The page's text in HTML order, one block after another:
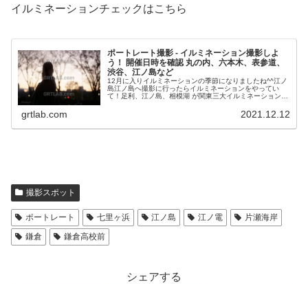
イルミネーションチェックはこちら
ポートレート撮影 - イルミネーション撮影しよ
う！ 開催日時を確認 丸の内、六本木、表参道、
渋谷、江ノ島など
12月に入りイルミネーションの季節になりましたね^^江ノ
島江ノ島へ撮影に行ったらイルミネーションをやってい
て！足利、江ノ島、相模湖 が関東三大イルミネーション
grtlab.com 2021.12.12
撮影スポット
ポートレート 七里ヶ浜 江ノ島 江ノ電
片瀬海岸
鎌倉
鎌倉高校前
シェアする